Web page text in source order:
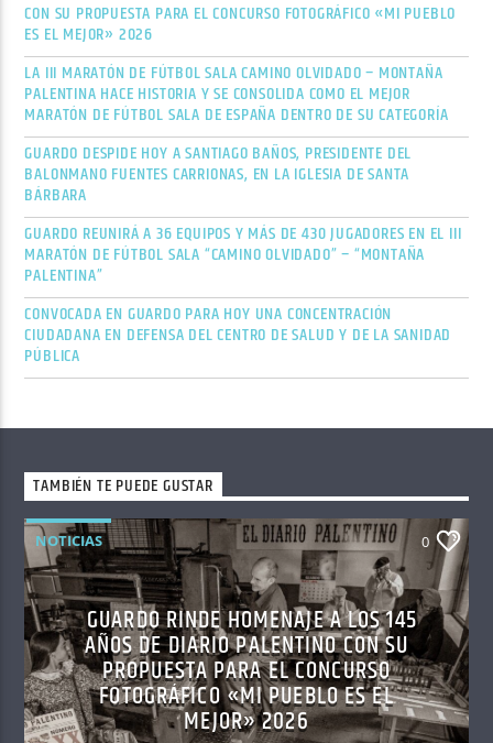
CON SU PROPUESTA PARA EL CONCURSO FOTOGRÁFICO «MI PUEBLO
ES EL MEJOR» 2026
LA III MARATÓN DE FÚTBOL SALA CAMINO OLVIDADO – MONTAÑA
PALENTINA HACE HISTORIA Y SE CONSOLIDA COMO EL MEJOR
MARATÓN DE FÚTBOL SALA DE ESPAÑA DENTRO DE SU CATEGORÍA
GUARDO DESPIDE HOY A SANTIAGO BAÑOS, PRESIDENTE DEL
BALONMANO FUENTES CARRIONAS, EN LA IGLESIA DE SANTA
BÁRBARA
GUARDO REUNIRÁ A 36 EQUIPOS Y MÁS DE 430 JUGADORES EN EL III
MARATÓN DE FÚTBOL SALA “CAMINO OLVIDADO” – “MONTAÑA
PALENTINA”
CONVOCADA EN GUARDO PARA HOY UNA CONCENTRACIÓN
CIUDADANA EN DEFENSA DEL CENTRO DE SALUD Y DE LA SANIDAD
PÚBLICA
TAMBIÉN TE PUEDE GUSTAR
NOTICIAS 0
GUARDO RINDE HOMENAJE A LOS 145
AÑOS DE DIARIO PALENTINO CON SU
PROPUESTA PARA EL CONCURSO
FOTOGRÁFICO «MI PUEBLO ES EL
MEJOR» 2026